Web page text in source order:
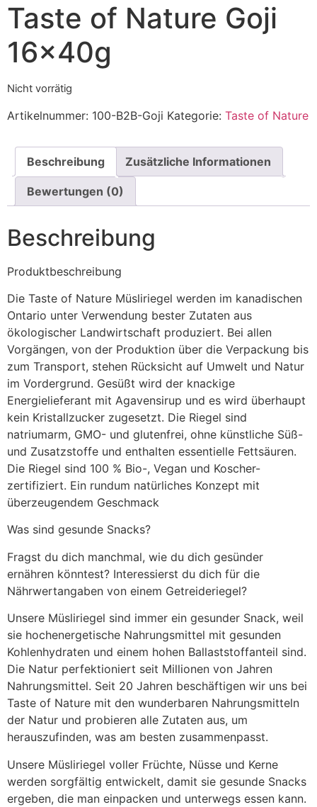
Taste of Nature Goji
16x40g
Nicht vorrätig
Artikelnummer: 100-B2B-Goji Kategorie: Taste of Nature
Beschreibung Zusätzliche Informationen
Bewertungen (0)
Beschreibung
Produktbeschreibung
Die Taste of Nature Müsliriegel werden im kanadischen
Ontario unter Verwendung bester Zutaten aus
ökologischer Landwirtschaft produziert. Bei allen
Vorgängen, von der Produktion über die Verpackung bis
zum Transport, stehen Rücksicht auf Umwelt und Natur
im Vordergrund. Gesüßt wird der knackige
Energielieferant mit Agavensirup und es wird überhaupt
kein Kristallzucker zugesetzt. Die Riegel sind
natriumarm, GMO- und glutenfrei, ohne künstliche Süß-
und Zusatzstoffe und enthalten essentielle Fettsäuren.
Die Riegel sind 100 % Bio-, Vegan und Koscher-
zertifiziert. Ein rundum natürliches Konzept mit
überzeugendem Geschmack
Was sind gesunde Snacks?
Fragst du dich manchmal, wie du dich gesünder
ernähren könntest? Interessierst du dich für die
Nährwertangaben von einem Getreideriegel?
Unsere Müsliriegel sind immer ein gesunder Snack, weil
sie hochenergetische Nahrungsmittel mit gesunden
Kohlenhydraten und einem hohen Ballaststoffanteil sind.
Die Natur perfektioniert seit Millionen von Jahren
Nahrungsmittel. Seit 20 Jahren beschäftigen wir uns bei
Taste of Nature mit den wunderbaren Nahrungsmitteln
der Natur und probieren alle Zutaten aus, um
herauszufinden, was am besten zusammenpasst.
Unsere Müsliriegel voller Früchte, Nüsse und Kerne
werden sorgfältig entwickelt, damit sie gesunde Snacks
ergeben, die man einpacken und unterwegs essen kann.